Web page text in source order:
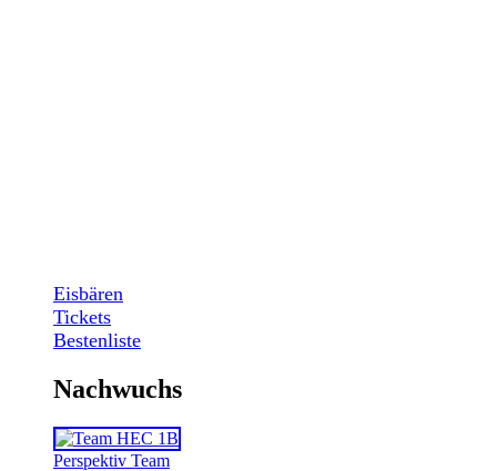
Eisbären
Tickets
Bestenliste
Nachwuchs
Perspektiv Team